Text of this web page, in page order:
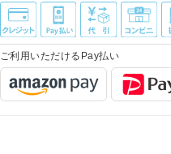
ご利用いただけるPay払い